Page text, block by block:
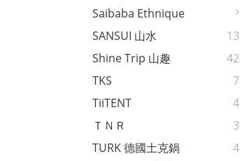
Saibaba Ethnique
SANSUI 山水
13
Shine Trip 山趣
42
TKS
7
TiiTENT
4
ＴＮＲ
3
TURK 德國土克鍋
4